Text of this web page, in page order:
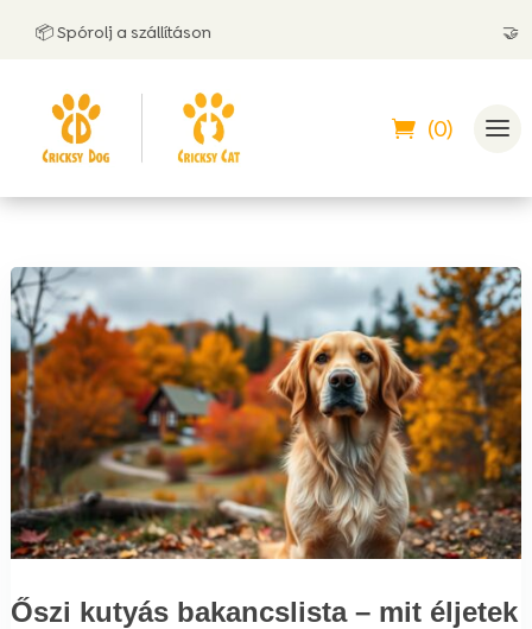
📦 Spórolj a szállításon 🤝
(0)
Őszi kutyás bakancslista – mit éljetek